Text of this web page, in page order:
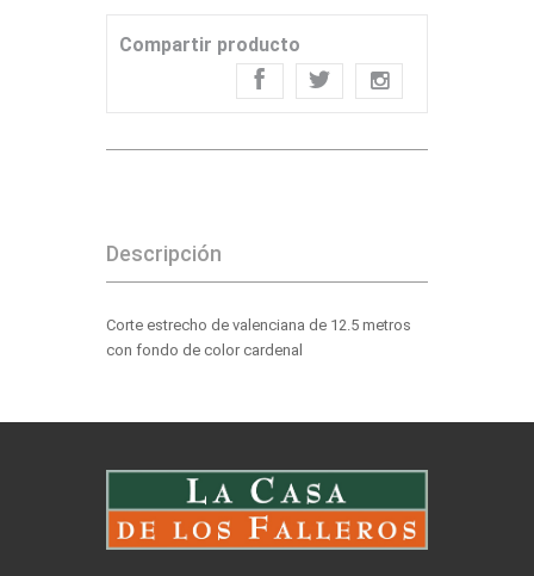
Compartir producto
Descripción
Corte estrecho de valenciana de 12.5 metros
con fondo de color cardenal